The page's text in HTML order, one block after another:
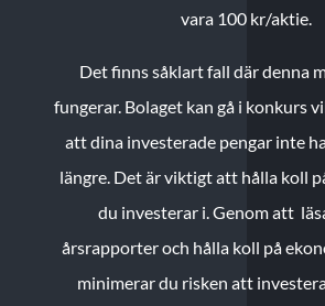
vara 100 kr/aktie.
Det finns såklart fall där denna
fungerar. Bolaget kan gå i konkurs
att dina investerade pengar inte
längre. Det är viktigt att hålla koll
du investerar i. Genom att
årsrapporter och hålla koll på
minimerar du risken att